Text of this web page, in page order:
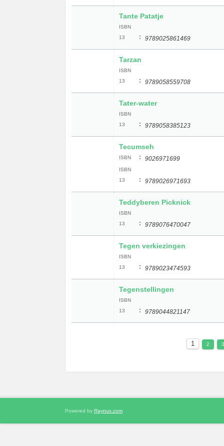
Tante Patatje
ISBN
13
: 9789025861469
Tarzan
ISBN
13
: 9789058559708
Tater-water
ISBN
13
: 9789058385123
Tecumseh
ISBN : 9026971699
ISBN
13
: 9789026971693
Teddyberen Picknick
ISBN
13
: 9789076470047
Tegen verkiezingen
ISBN
13
: 9789023474593
Tegenstellingen
ISBN
13
: 9789044821147
1 2 3
Powered by Raynux.com